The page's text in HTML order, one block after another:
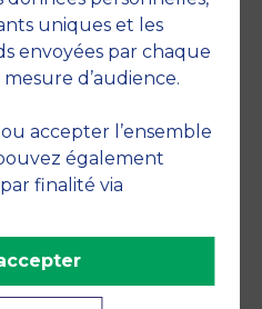
uniques et les
envoyées par chaque
d’audience.
accepter l’ensemble
également
finalité via